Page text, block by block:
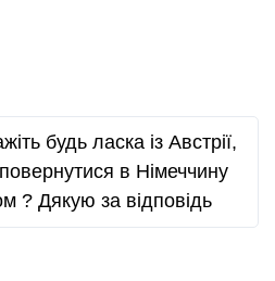
будь ласка із Австрії,
в Німеччину
? Дякую за відповідь